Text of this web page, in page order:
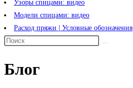
Узоры спицами: видео
Модели спицами: видео
Расход пряжи | Условные обозначения
Блог